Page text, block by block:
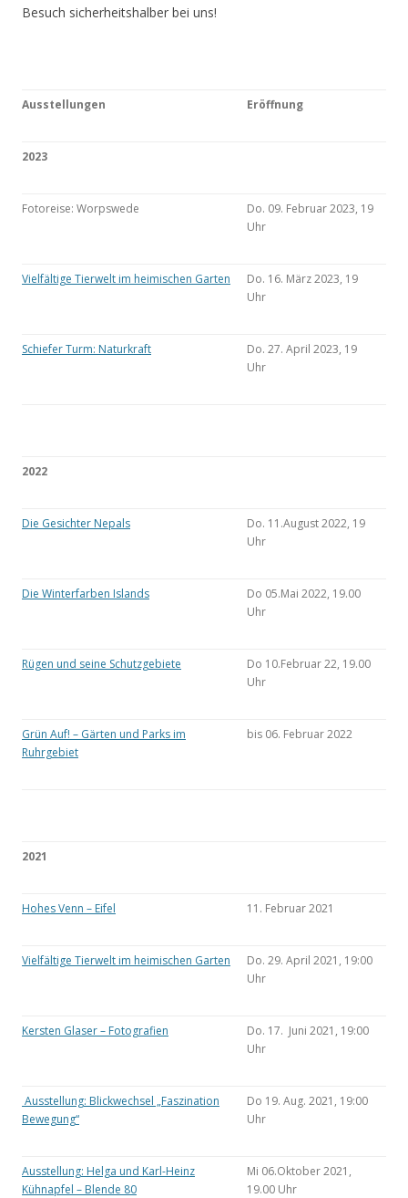
Besuch sicherheitshalber bei uns!
Ausstellungen Eröffnung
2023
Fotoreise: Worpswede
Do. 09. Februar 2023, 19
Uhr
Vielfältige Tierwelt im heimischen Garten
Do. 16. März 2023, 19
Uhr
Schiefer Turm: Naturkraft
Do. 27. April 2023, 19
Uhr
2022
Die Gesichter Nepals
Do. 11.August 2022, 19
Uhr
Die Winterfarben Islands
Do 05.Mai 2022, 19.00
Uhr
Rügen und seine Schutzgebiete
Do 10.Februar 22, 19.00
Uhr
Grün Auf! – Gärten und Parks im
Ruhrgebiet
bis 06. Februar 2022
2021
Hohes Venn – Eifel 11. Februar 2021
Vielfältige Tierwelt im heimischen Garten
Do. 29. April 2021, 19:00
Uhr
Kersten Glaser – Fotografien
Do. 17. Juni 2021, 19:00
Uhr
Ausstellung: Blickwechsel „Faszination
Bewegung“
Do 19. Aug. 2021, 19:00
Uhr
Ausstellung: Helga und Karl-Heinz
Kühnapfel – Blende 80
Mi 06.Oktober 2021,
19.00 Uhr